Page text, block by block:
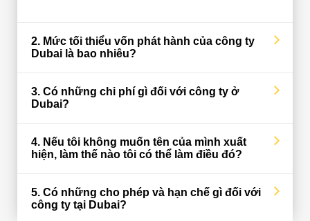
2. Mức tối thiểu vốn phát hành của công ty
Dubai là bao nhiêu?
3. Có những chi phí gì đối với công ty ở
Dubai?
4. Nếu tôi không muốn tên của mình xuất
hiện, làm thế nào tôi có thể làm điều đó?
5. Có những cho phép và hạn chế gì đối với
công ty tại Dubai?